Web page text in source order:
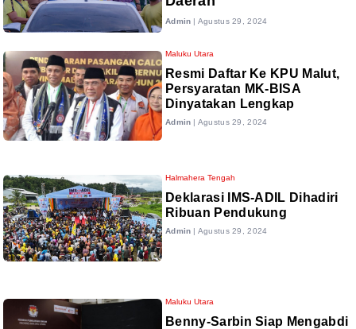
Admin | Agustus 29, 2024
Maluku Utara
Resmi Daftar Ke KPU Malut,
Persyaratan MK-BISA
Dinyatakan Lengkap
Admin | Agustus 29, 2024
Halmahera Tengah
Deklarasi IMS-ADIL Dihadiri
Ribuan Pendukung
Admin | Agustus 29, 2024
Maluku Utara
Benny-Sarbin Siap Mengabdi